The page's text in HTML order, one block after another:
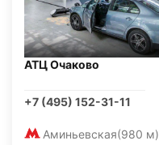
АТЦ Очаково
+7 (495) 152-31-11
Аминьевская(980 м)